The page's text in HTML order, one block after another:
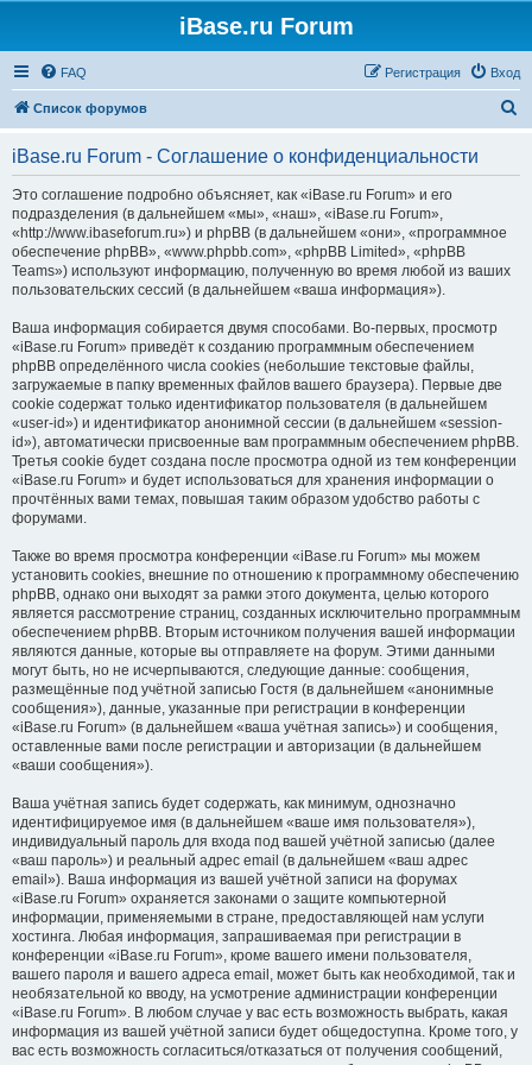
iBase.ru Forum
FAQ Вход
Регистрация
Список форумов
iBase.ru Forum - Соглашение о конфиденциальности
Это соглашение подробно объясняет, как «iBase.ru Forum» и его
подразделения (в дальнейшем «мы», «наш», «iBase.ru Forum»,
«http://www.ibaseforum.ru») и phpBB (в дальнейшем «они», «программное
обеспечение phpBB», «www.phpbb.com», «phpBB Limited», «phpBB
Teams») используют информацию, полученную во время любой из ваших
пользовательских сессий (в дальнейшем «ваша информация»).
Ваша информация собирается двумя способами. Во-первых, просмотр
«iBase.ru Forum» приведёт к созданию программным обеспечением
phpBB определённого числа cookies (небольшие текстовые файлы,
загружаемые в папку временных файлов вашего браузера). Первые две
cookie содержат только идентификатор пользователя (в дальнейшем
«user-id») и идентификатор анонимной сессии (в дальнейшем «session-
id»), автоматически присвоенные вам программным обеспечением phpBB.
Третья cookie будет создана после просмотра одной из тем конференции
«iBase.ru Forum» и будет использоваться для хранения информации о
прочтённых вами темах, повышая таким образом удобство работы с
форумами.
Также во время просмотра конференции «iBase.ru Forum» мы можем
установить cookies, внешние по отношению к программному обеспечению
phpBB, однако они выходят за рамки этого документа, целью которого
является рассмотрение страниц, созданных исключительно программным
обеспечением phpBB. Вторым источником получения вашей информации
являются данные, которые вы отправляете на форум. Этими данными
могут быть, но не исчерпываются, следующие данные: сообщения,
размещённые под учётной записью Гостя (в дальнейшем «анонимные
сообщения»), данные, указанные при регистрации в конференции
«iBase.ru Forum» (в дальнейшем «ваша учётная запись») и сообщения,
оставленные вами после регистрации и авторизации (в дальнейшем
«ваши сообщения»).
Ваша учётная запись будет содержать, как минимум, однозначно
идентифицируемое имя (в дальнейшем «ваше имя пользователя»),
индивидуальный пароль для входа под вашей учётной записью (далее
«ваш пароль») и реальный адрес email (в дальнейшем «ваш адрес
email»). Ваша информация из вашей учётной записи на форумах
«iBase.ru Forum» охраняется законами о защите компьютерной
информации, применяемыми в стране, предоставляющей нам услуги
хостинга. Любая информация, запрашиваемая при регистрации в
конференции «iBase.ru Forum», кроме вашего имени пользователя,
вашего пароля и вашего адреса email, может быть как необходимой, так и
необязательной ко вводу, на усмотрение администрации конференции
«iBase.ru Forum». В любом случае у вас есть возможность выбрать, какая
информация из вашей учётной записи будет общедоступна. Кроме того, у
вас есть возможность согласиться/отказаться от получения сообщений,